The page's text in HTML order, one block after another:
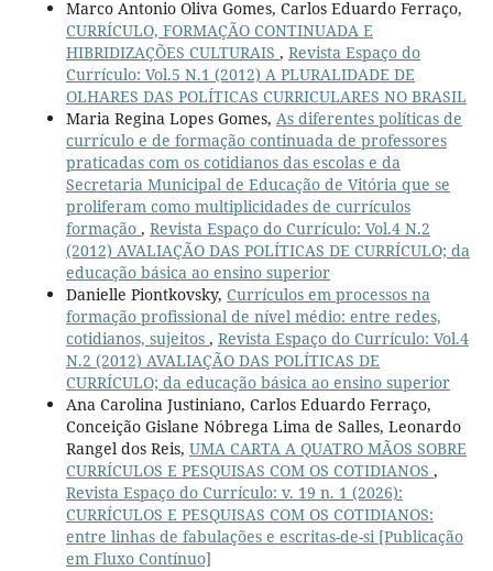
Marco Antonio Oliva Gomes, Carlos Eduardo Ferraço,
CURRÍCULO, FORMAÇÃO CONTINUADA E
HIBRIDIZAÇÕES CULTURAIS , Revista Espaço do
Currículo: Vol.5 N.1 (2012) A PLURALIDADE DE
OLHARES DAS POLÍTICAS CURRICULARES NO BRASIL
Maria Regina Lopes Gomes, As diferentes políticas de
currículo e de formação continuada de professores
praticadas com os cotidianos das escolas e da
Secretaria Municipal de Educação de Vitória que se
proliferam como multiplicidades de currículos
formação , Revista Espaço do Currículo: Vol.4 N.2
(2012) AVALIAÇÃO DAS POLÍTICAS DE CURRÍCULO; da
educação básica ao ensino superior
Danielle Piontkovsky, Currículos em processos na
formação profissional de nível médio: entre redes,
cotidianos, sujeitos , Revista Espaço do Currículo: Vol.4
N.2 (2012) AVALIAÇÃO DAS POLÍTICAS DE
CURRÍCULO; da educação básica ao ensino superior
Ana Carolina Justiniano, Carlos Eduardo Ferraço,
Conceição Gislane Nóbrega Lima de Salles, Leonardo
Rangel dos Reis, UMA CARTA A QUATRO MÃOS SOBRE
CURRÍCULOS E PESQUISAS COM OS COTIDIANOS ,
Revista Espaço do Currículo: v. 19 n. 1 (2026):
CURRÍCULOS E PESQUISAS COM OS COTIDIANOS:
entre linhas de fabulações e escritas-de-si [Publicação
em Fluxo Contínuo]